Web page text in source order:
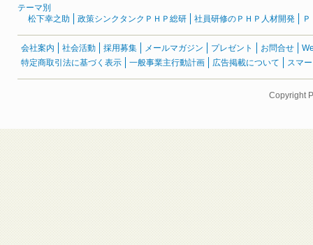
テーマ別
松下幸之助
政策シンクタンクＰＨＰ総研 社員研修のＰＨＰ人材開発
会社案内 社会活動 採用募集 メールマガジン プレゼント お問合せ
特定商取引法に基づく表示
一般事業主行動計画 広告掲載について スマ
Copyright